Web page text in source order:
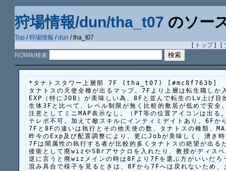
狩場情報/dun/tha_t07 のソー
Top /狩場情報 /dun / tha_t07
[ トップ] [
ROWiki検索
*タナトスタワー上層部 7F (tha_t07) [#mc8f763b]
タナトスの天使全種が出るマップ。7Fより上層は転生職しか
EXP（特にJOB）が美味しい為、8Fと並んで転生のLv上げ目
生体3Fと比べて、レベル制限が無く比較的敷居が低めで安全
注意としてミニMAP表示なし。（PT等の位置アイコンは出る
テレポ不可。加えて敵スキルにインティミデイトあり。6Fか
7Fと8Fの違いは執行とその他天使の数、タナトスの種類、
昨今のExp及び配置調整により、更にJobが美味しく、湧き
7Fは闇属性の執行する者が比較的多くタナトスの絶望が出る
後衛として廃wizやSBrアサクロを入れたり、教授がディス
逆に言うと廃wizメインの時は8Fより7Fを選ぶ方がいいだろ
混み具合で様子を見るときは、8Fから7Fへは戻れないため